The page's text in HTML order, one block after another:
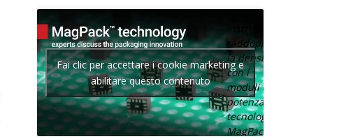
Texas
raddoppia
la densità
con i
moduli di
potenza con
tecnologia
MagPack.
Fai clic per accettare i cookie marketing e
abilitare questo contenuto